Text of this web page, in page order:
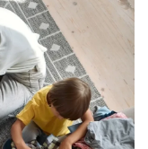
što stigne na
ne planira